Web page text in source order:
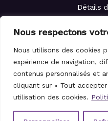
Nous respectons
Nous utilisons des cookies
expérience de navigation,
contenus personnalisés et
cliquant sur « Tout
utilisation des cookies.
Détails
© 2021-2026 Le Magicien